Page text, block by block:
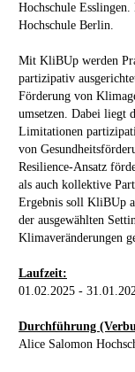
Hochschule
Hochschule Berlin.
Mit KliBUp werden
partizipativ
Förderung von
umsetzen. Dabei liegt
Limitationen
von
Resilience-Ansatz
als auch kollektive
Ergebnis soll KliBUp
der ausgewählten
Klimaveränderungen
Laufzeit:
01.02.2025 -
Durchführung
Alice Salomon